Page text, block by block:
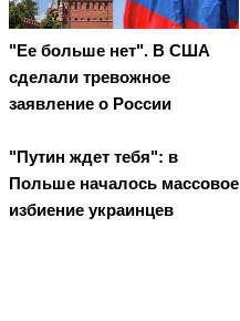
"Ее больше нет". В США
сделали тревожное
заявление о России
"Путин ждет тебя": в
Польше началось массовое
избиение украинцев